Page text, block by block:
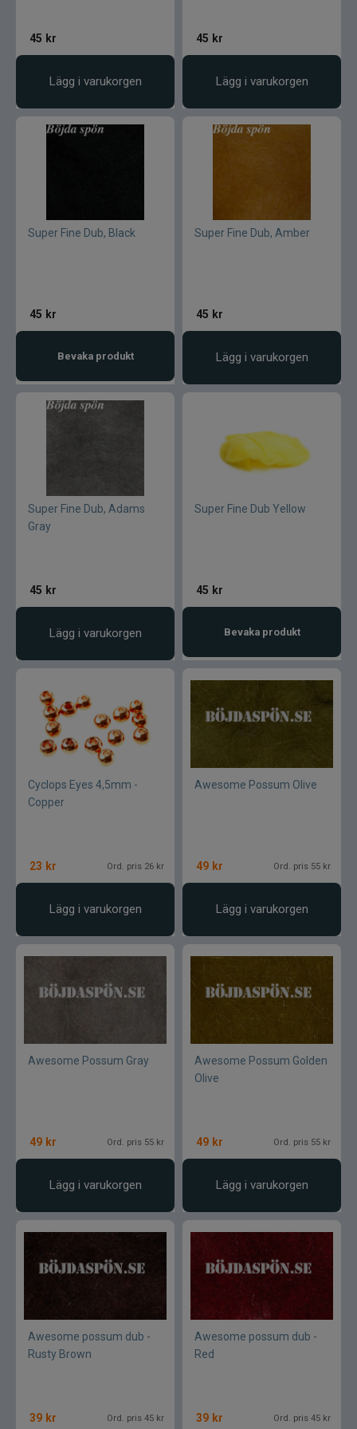
Textreme
The Fly Co
The Pig gummibete
Tomic
ULM
Ultimate Nordic
UNI produkter
Vicke
Vision
Wapsi
Westin
45 kr
Lägg i varukorgen
45 kr
Lägg i varukorgen
Super Fine Dub, Black
45 kr
Bevaka produkt
Super Fine Dub, Amber
45 kr
Lägg i varukorgen
Super Fine Dub, Adams
Gray
45 kr
Lägg i varukorgen
Super Fine Dub Yellow
45 kr
Bevaka produkt
Cyclops Eyes 4,5mm -
Copper
23 kr Ord. pris 26 kr
Lägg i varukorgen
Awesome Possum Olive
49 kr Ord. pris 55 kr
Lägg i varukorgen
Awesome Possum Gray
49 kr Ord. pris 55 kr
Lägg i varukorgen
Awesome Possum Golden
Olive
49 kr Ord. pris 55 kr
Lägg i varukorgen
Awesome possum dub -
Rusty Brown
39 kr Ord. pris 45 kr
Awesome possum dub -
Red
39 kr Ord. pris 45 kr